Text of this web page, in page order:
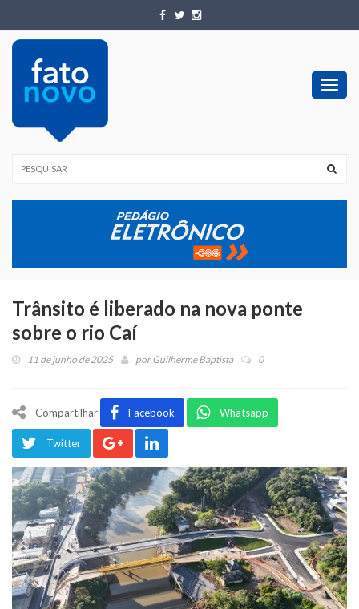
Trânsito é liberado na nova ponte
sobre o rio Caí
11 de junho de 2025 porGuilherme Baptista 0
Compartilhar Facebook Whatsapp
Twitter